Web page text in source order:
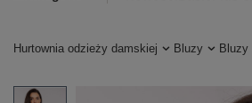
Hurtownia odzieży damskiej Bluzy Bluzy